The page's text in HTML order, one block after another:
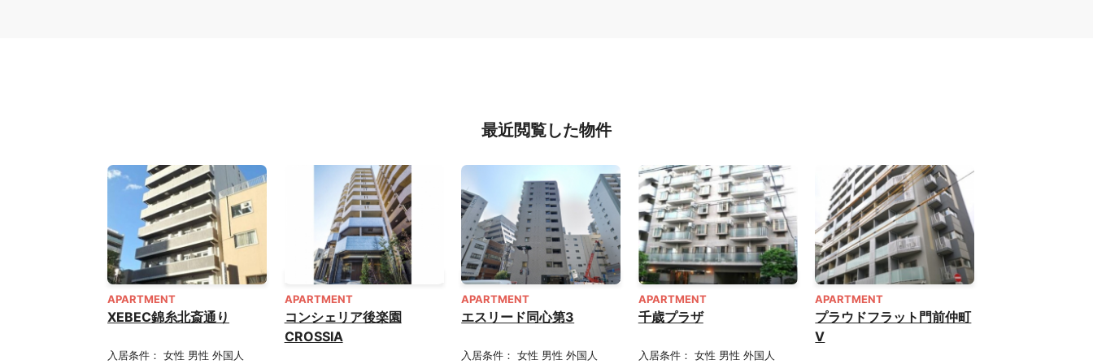
最近閲覧した物件
APARTMENT
XEBEC錦糸北斎通り
入居条件： 女性 男性 外国人
APARTMENT
コンシェリア後楽園
CROSSIA
APARTMENT
エスリード同心第3
入居条件： 女性 男性 外国人
APARTMENT
千歳プラザ
入居条件： 女性 男性 外国人
APARTMENT
プラウドフラット門前仲町
Ⅴ